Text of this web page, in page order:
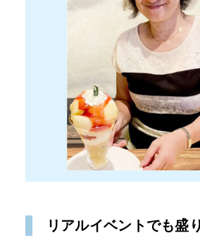
リアルイベントでも盛